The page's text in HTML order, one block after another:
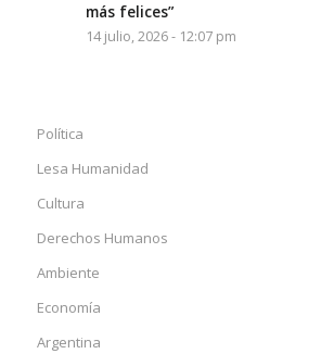
más felices”
14 julio, 2026 - 12:07 pm
Política
Lesa Humanidad
Cultura
Derechos Humanos
Ambiente
Economía
Argentina